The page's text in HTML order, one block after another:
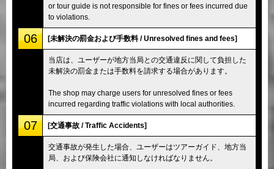
or tour guide is not responsible for fines or fees incurred due
to violations.
06 [未解決の罰金および手数料 / Unresolved fines and fees]
当店は、ユーザーが地方当局との交通違反に関して負担した
未解決の罰金または手数料を請求する場合があります。
The shop may charge users for unresolved fines or fees
incurred regarding traffic violations with local authorities.
07 [交通事故 / Traffic Accidents]
交通事故が発生した場合、ユーザーはツアーガイド、地方当
局、および保険会社に通知しなければなりません。